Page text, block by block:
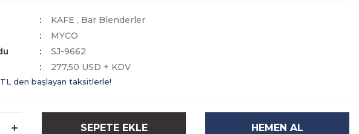
KAFE , Bar Blenderler
MYCO
SJ-9662
277,50 USD + KDV
TL den başlayan taksitlerle!
SEPETE EKLE HEMEN AL